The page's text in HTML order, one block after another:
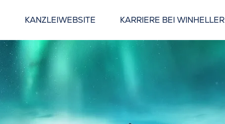
KANZLEIWEBSITE KARRIERE BEI WINHELLER